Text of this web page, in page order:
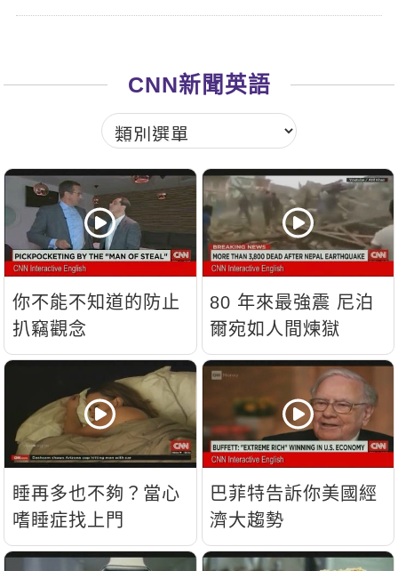
CNN新聞英語
你不能不知道的防止
扒竊觀念
80 年來最強震 尼泊
爾宛如人間煉獄
睡再多也不夠？當心
嗜睡症找上門
巴菲特告訴你美國經
濟大趨勢